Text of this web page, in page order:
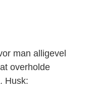
man alligevel
overholde
Husk: